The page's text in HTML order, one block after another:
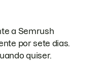
a Semrush
por sete dias.
quiser.